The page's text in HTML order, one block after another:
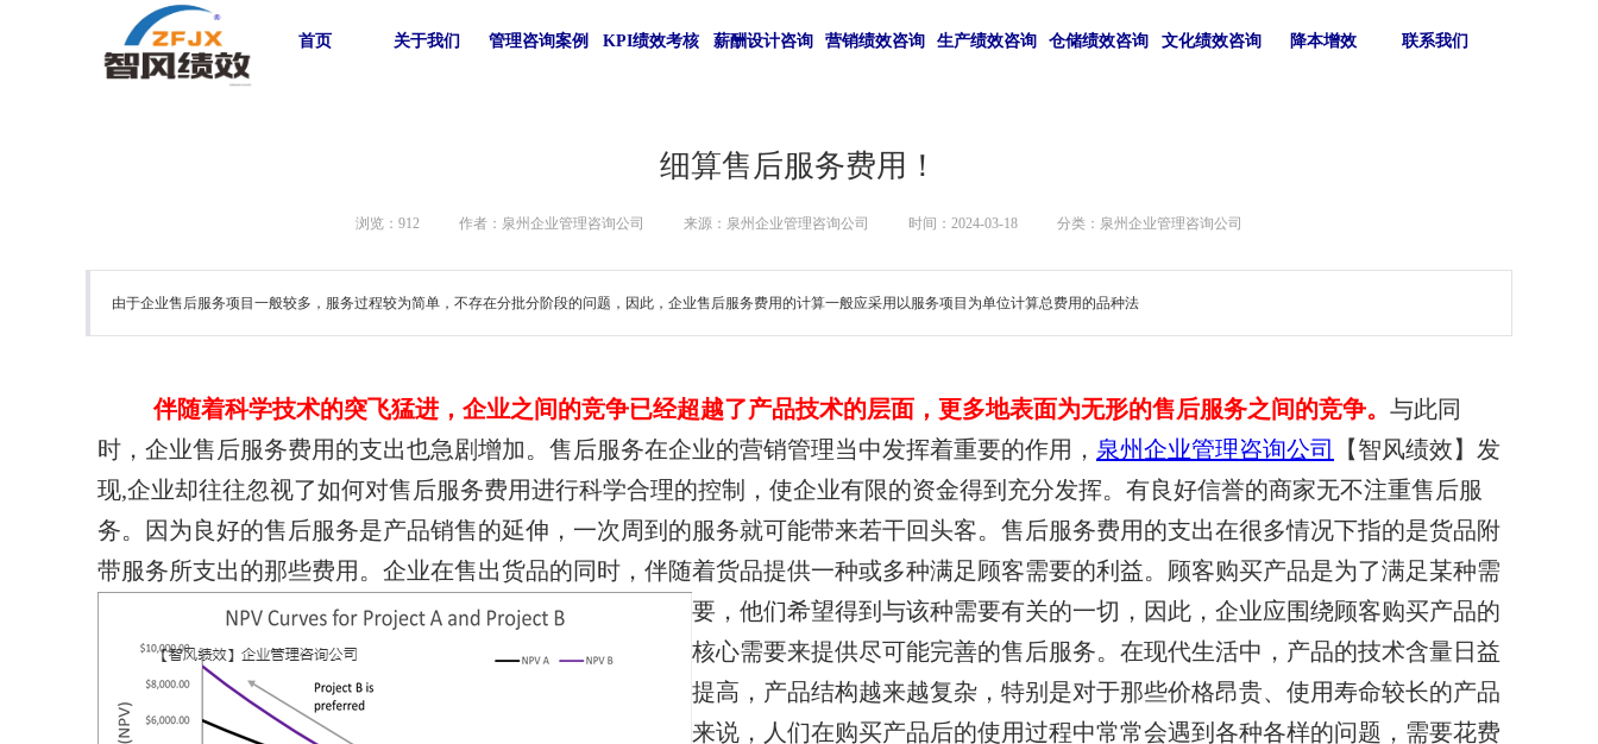
首页 关于我们 管理咨询案例 KPI绩效考核 薪酬设计咨询 营销绩效咨询 生产绩效咨询 仓储绩效咨询 文化绩效咨询 降本增效 联系我们
细算售后服务费用！
浏览： 912 作者：泉州企业管理咨询公司 来源：泉州企业管理咨询公司 时间：2024-03-18 分类：泉州企业管理咨询公司
由于企业售后服务项目一般较多，服务过程较为简单，不存在分批分阶段的问题，因此，企业售后服务费用的计算一般应采用以服务项目为单位计算总费用的品种法
伴随着科学技术的突飞猛进，企业之间的竞争已经超越了产品技术的层面，更多地表面为无形的售后服务之间的竞争。 与此同
时，企业售后服务费用的支出也急剧增加。售后服务在企业的营销管理当中发挥着重要的作用， 泉州企业管理咨询公司
【智风绩效】发
现,企业却往往忽视了如何对售后服务费用进行科学合理的控制，使企业有限的资金得到充分发挥。有良好信誉的商家无不注重售后服
务。因为良好的售后服务是产品销售的延伸，一次周到的服务就可能带来若干回头客。 售后服务费用的支出在很多情况下指的是货品附
带服务所支出的那些费用。企业在售出货品的同时，伴随着货品提供一种或多种满足顾客需要的利益。顾客购买产品是为了满足某种需
要，他们希望得到与该种需要有关的一切，因此， 企业应围绕顾客购买产品的
核心需要来提供尽可能完善的售后服务。在现代生活中，产品的技术含量日益
提高，产品结构越来越复杂，特别是对于那些价格昂贵、使用寿命较长的产品
来说，人们在购买产品后的使用过程中常常会遇到各种各样的问题，需要花费